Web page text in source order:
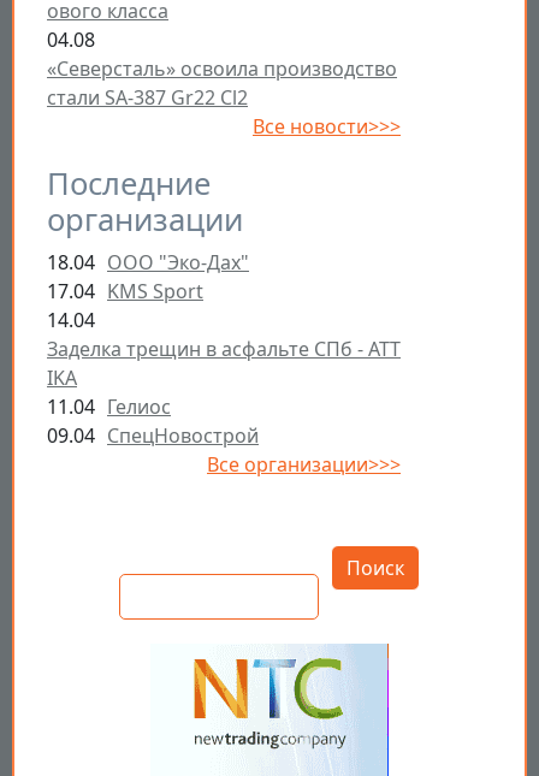
ового класса
04.08
«Северсталь» освоила производство
стали SA-387 Gr22 Cl2
Все новости>>>
Последние
организации
18.04 ООО "Эко-Дах"
17.04 KMS Sport
14.04
Заделка трещин в асфальте СПб - ATT
IKA
11.04 Гелиос
09.04 СпецНовострой
Все организации>>>